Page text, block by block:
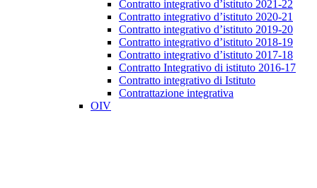
Contratto integrativo d’istituto 2021-22
Contratto integrativo d’istituto 2020-21
Contratto integrativo d’istituto 2019-20
Contratto integrativo d’istituto 2018-19
Contratto integrativo d’istituto 2017-18
Contratto Integrativo di istituto 2016-17
Contratto integrativo di Istituto
Contrattazione integrativa
OIV